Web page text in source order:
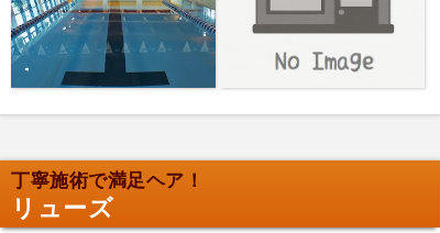
丁寧施術で満足ヘア！
リューズ